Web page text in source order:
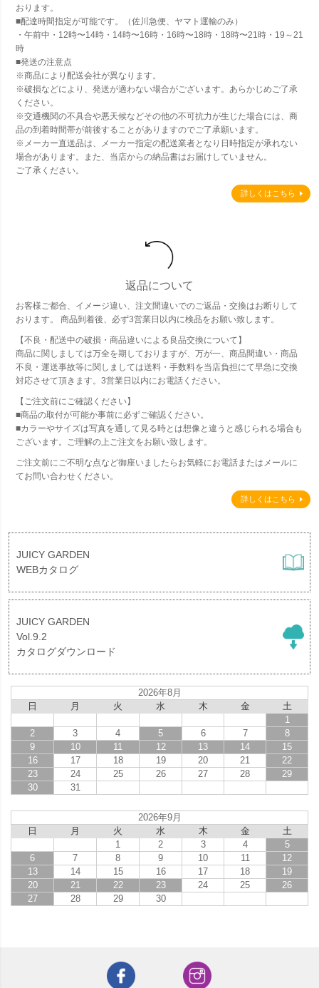
おります。
■配達時間指定が可能です。（佐川急便、ヤマト運輸のみ）
・午前中・12時〜14時・14時〜16時・16時〜18時・18時〜21時・19～21
時
■発送の注意点
※商品により配送会社が異なります。
※破損などにより、発送が適わない場合がございます。あらかじめご了承
ください。
※交通機関の不具合や悪天候などその他の不可抗力が生じた場合には、商
品の到着時間帯が前後することがありますのでご了承願います。
※メーカー直送品は、メーカー指定の配送業者となり日時指定が承れない
場合があります。また、当店からの納品書はお届けしていません。
ご了承ください。
詳しくはこちら
返品について
お客様ご都合、イメージ違い、注文間違いでのご返品・交換はお断りして
おります。 商品到着後、必ず3営業日以内に検品をお願い致します。
【不良・配送中の破損・商品違いによる良品交換について】
商品に関しましては万全を期しておりますが、万が一、商品間違い・商品
不良・運送事故等に関しましては送料・手数料を当店負担にて早急に交換
対応させて頂きます。3営業日以内にお電話ください。
【ご注文前にご確認ください】
■商品の取付が可能か事前に必ずご確認ください。
■カラーやサイズは写真を通して見る時とは想像と違うと感じられる場合も
ございます。ご理解の上ご注文をお願い致します。
ご注文前にご不明な点など御座いましたらお気軽にお電話またはメールに
てお問い合わせください。
詳しくはこちら
JUICY GARDEN
WEBカタログ
JUICY GARDEN
Vol.9.2
カタログダウンロード
2026年8月
日
月 火 水 木 金
土
1
2
3 4 5 6 7
8
9
10 11 12 13 14
15
16
17 18 19 20 21
22
23
24 25 26 27 28
29
30
31
2026年9月
日
月 火 水 木 金
土
1
2 3 4
5
6
7 8 9 10 11
12
13
14 15 16 17 18
19
20
21 22 23 24 25
26
27
28 29 30